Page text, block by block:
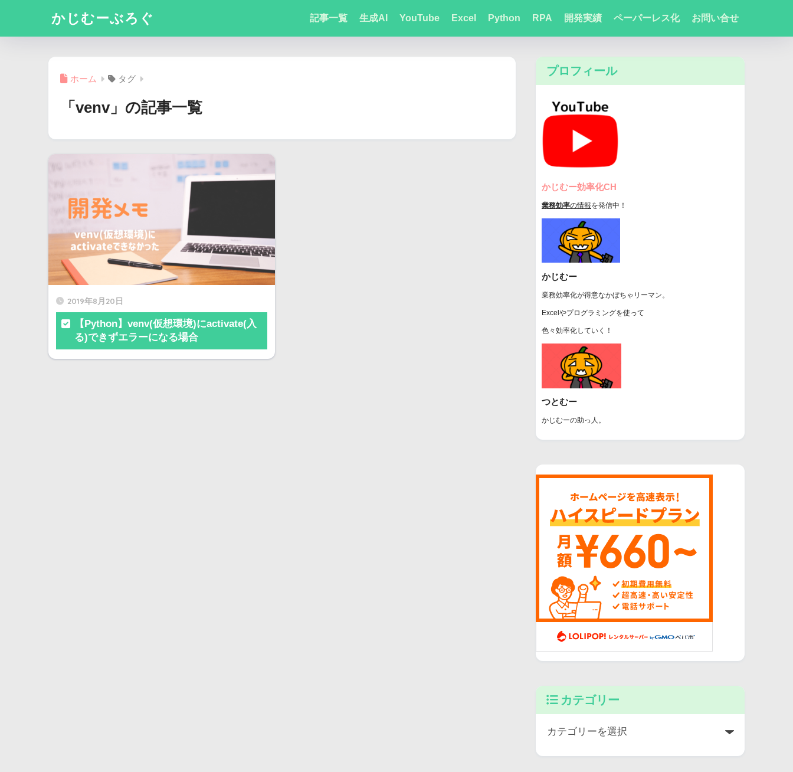
かじむーぶろぐ 記事一覧 生成AI YouTube Excel Python RPA 開発実績 ペーパーレス化 お問い合せ
ホーム タグ
「venv」の記事一覧
2019年8月20日
【Python】venv(仮想環境)にactivate(入
る)できずエラーになる場合
プロフィール
かじむー効率化CH
業務効率の情報を発信中！
かじむー
業務効率化が得意なかぼちゃリーマン。
Excelやプログラミングを使って
色々効率化していく！
つとむー
かじむーの助っ人。
カテゴリー